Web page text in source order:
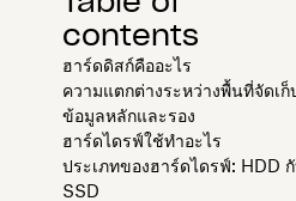
contents
ฮาร์ดดิสก์คืออะไร
ความแตกต่างระหว่างพื้นที่จัดเก็
ข้อมูลหลักและรอง
ฮาร์ดไดรฟ์ใช้ทำอะไร
ประเภทของฮาร์ดไดรฟ์: HDD
SSD